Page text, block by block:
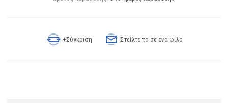
+Σύγκριση Στείλτε το σε ένα φίλο